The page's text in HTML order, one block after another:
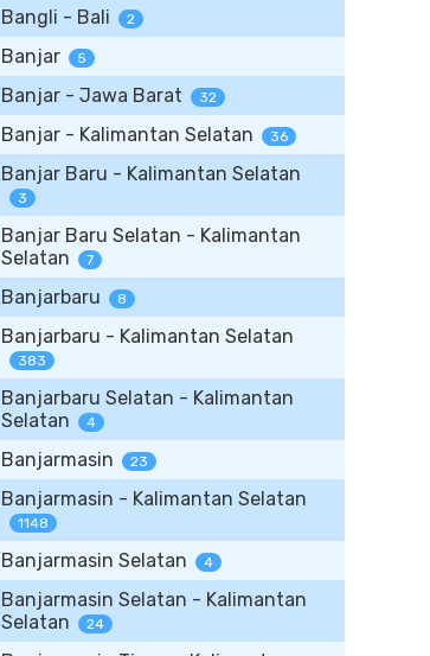
Bangli - Bali 2
Banjar 5
Banjar - Jawa Barat 32
Banjar - Kalimantan Selatan 36
Banjar Baru - Kalimantan Selatan
3
Banjar Baru Selatan - Kalimantan
Selatan
7
Banjarbaru 8
Banjarbaru - Kalimantan Selatan
383
Banjarbaru Selatan - Kalimantan
Selatan
4
Banjarmasin 23
Banjarmasin - Kalimantan Selatan
1148
Banjarmasin Selatan 4
Banjarmasin Selatan - Kalimantan
Selatan
24